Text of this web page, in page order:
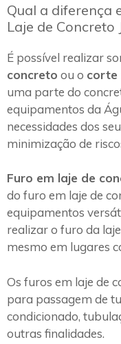
Qual a diferença
Laje de Concreto
É possível realizar
concreto ou o corte
uma parte do
equipamentos da
necessidades dos
minimização de
Furo em laje de
do furo em laje de
equipamentos
realizar o furo da
mesmo em lugares
Os furos em laje de
para passagem de
condicionado,
outras finalidades.